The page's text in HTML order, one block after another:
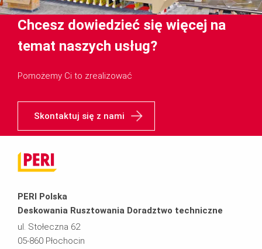
Chcesz dowiedzieć się więcej na
temat naszych usług?
Pomożemy Ci to zrealizować
Skontaktuj się z nami
PERI Polska
Deskowania Rusztowania Doradztwo techniczne
ul. Stołeczna 62
05-860 Płochocin